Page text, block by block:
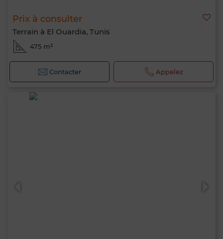
Prix à consulter
Terrain à El Ouardia, Tunis
475 m²
Contacter Appelez